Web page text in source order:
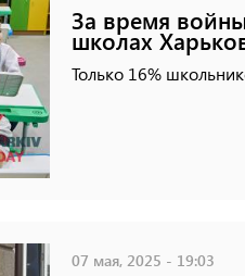
За время
школах
Только 16%
07 мая, 2025 - 19:03